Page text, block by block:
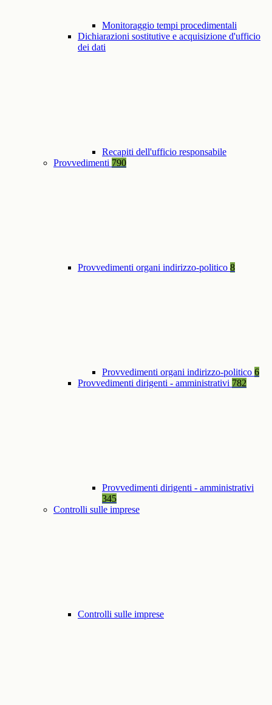
Monitoraggio tempi procedimentali
Dichiarazioni sostitutive e acquisizione d'ufficio
dei dati
Recapiti dell'ufficio responsabile
Provvedimenti 790
Provvedimenti organi indirizzo-politico 8
Provvedimenti organi indirizzo-politico 6
Provvedimenti dirigenti - amministrativi 782
Provvedimenti dirigenti - amministrativi
345
Controlli sulle imprese
Controlli sulle imprese